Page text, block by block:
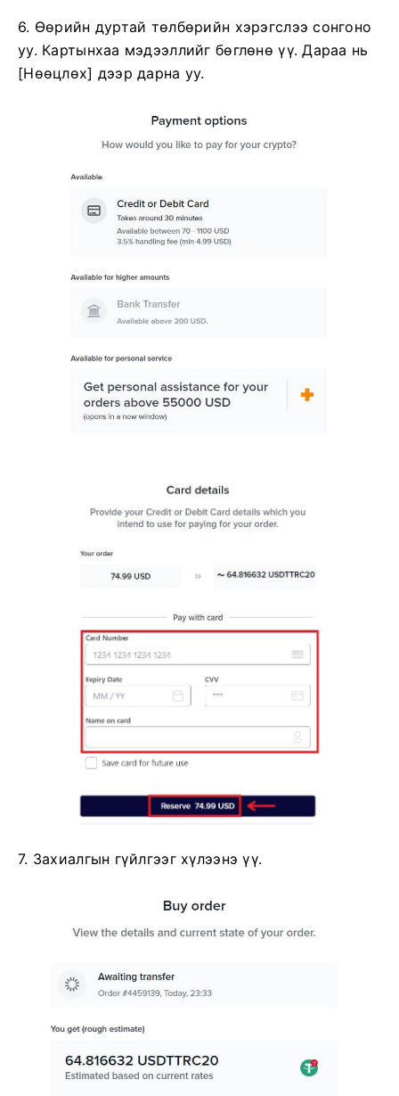
6. Өөрийн дуртай төлбөрийн хэрэгслээ сонгоно
уу. Картынхаа мэдээллийг бөглөнө үү.Дараа нь
[Нөөцлөх] дээр дарна уу.
7. Захиалгын гүйлгээг хүлээнэ үү.